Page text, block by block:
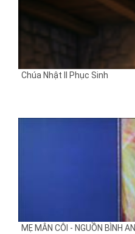
Chúa Nhật II Phục Sinh
MẸ MÂN CÔI - NGUỒN BÌNH AN